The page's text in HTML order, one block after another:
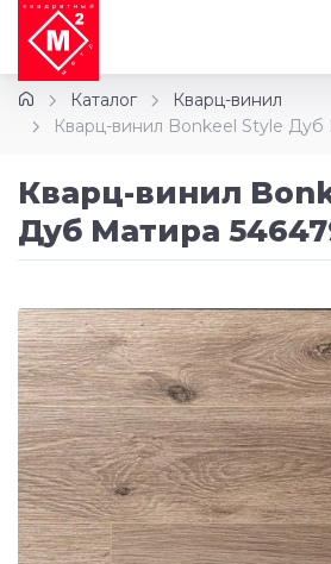
Каталог
Кварц-винил
Кварц-винил Bonkeel Style Дуб
Кварц-винил
Дуб Матира